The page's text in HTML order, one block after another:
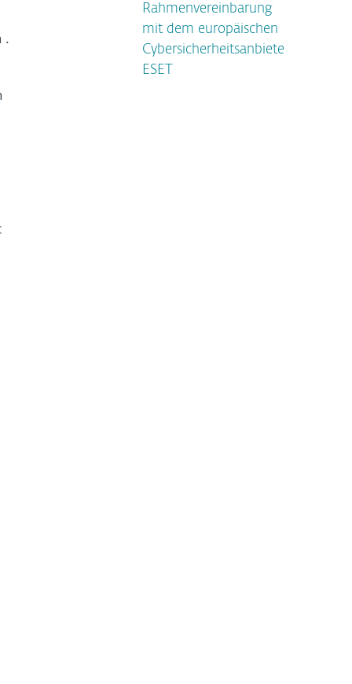
.
Rahmenvereinbarung
mit dem europäischen
Cybersicherheitsanbieter
ESET